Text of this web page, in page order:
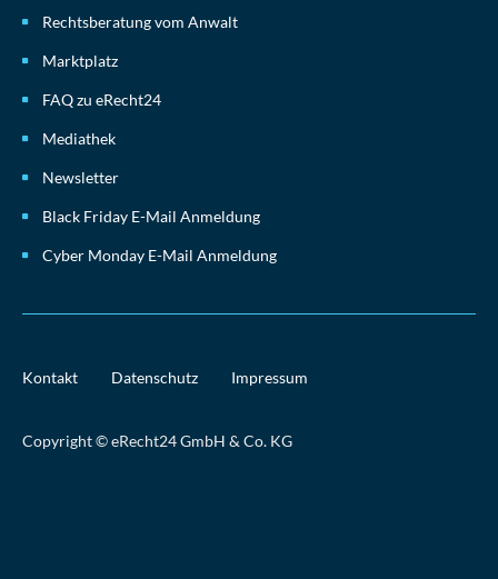
Rechtsberatung vom Anwalt
Marktplatz
FAQ zu eRecht24
Mediathek
Newsletter
Black Friday E-Mail Anmeldung
Cyber Monday E-Mail Anmeldung
Kontakt Datenschutz Impressum
Copyright © eRecht24 GmbH & Co. KG